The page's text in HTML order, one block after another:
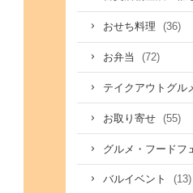
おせち料理 (36)
お弁当 (72)
テイクアウトグル
お取り寄せ (55)
グルメ・フードフ
バルイベント (13)